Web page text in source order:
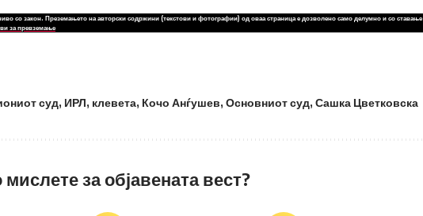
со закон. Преземањето на авторски содржини (текстови и фотографии) од оваа страница е дозволено само делумно и со ставање
за превземање
суд, ИРЛ, клевета, Кочо Анѓушев, Основниот суд, Сашка Цветковска
за објавената вест?